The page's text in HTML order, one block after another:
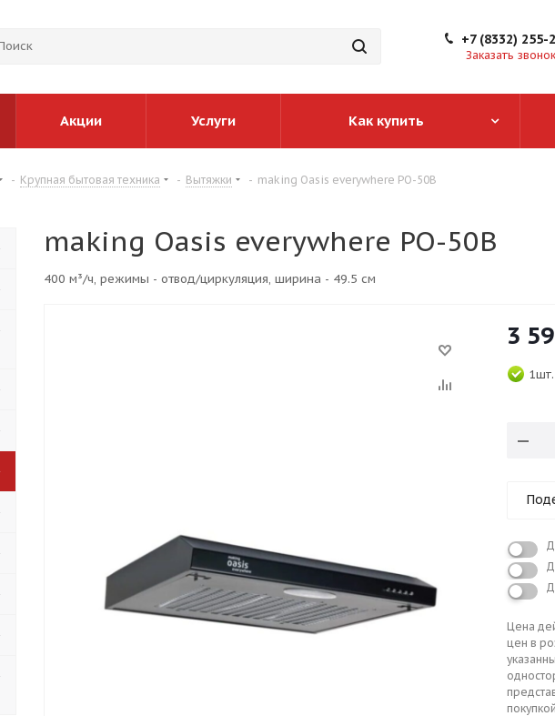
+7 (8332) 255-
Заказать звонок
Акции Услуги Как купить
- Крупная бытовая техника - Вытяжки - making Oasis everywhere PO-50B
making Oasis everywhere PO-50B
400 м³/ч, режимы - отвод/циркуляция, ширина - 49.5 см
3
1шт.
Цена
цен в